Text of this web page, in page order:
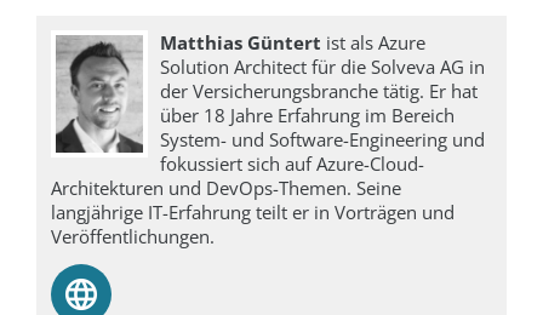
Matthias Güntert ist als Azure
Solution Architect für die Solveva AG in
der Versicherungsbranche tätig. Er hat
über 18 Jahre Erfahrung im Bereich
System- und Software-Engineering und
fokussiert sich auf Azure-Cloud-
Architekturen und DevOps-Themen. Seine
langjährige IT-Erfahrung teilt er in Vorträgen und
Veröffentlichungen.